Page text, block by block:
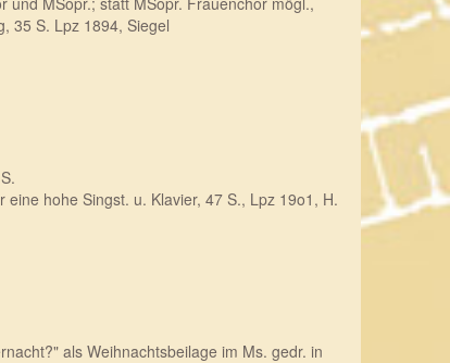
35 S. Lpz 1894, Siegel
hohe Singst. u. Klavier, 47 S., Lpz 19o1, H.
als Weihnachtsbeilage im Ms. gedr. in